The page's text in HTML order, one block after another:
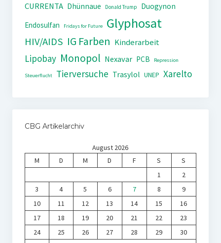
CURRENTA Dhünnaue Donald Trump
Duogynon
Endosulfan
Fridays for Future Glyphosat
HIV/AIDS IG Farben Kinderarbeit
Lipobay Monopol Nexavar PCB Repression
Steuerflucht Tierversuche Trasylol UNEP Xarelto
CBG Artikelarchiv
August 2026
M
D M D F S
S
1
2
3
4 5 6 7 8
9
10
11 12 13 14 15
16
17
18 19 20 21 22
23
24
25 26 27 28 29
30